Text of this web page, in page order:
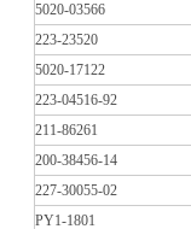
5020-03566
223-23520
5020-17122
223-04516-92
211-86261
200-38456-14
227-30055-02
PY1-1801